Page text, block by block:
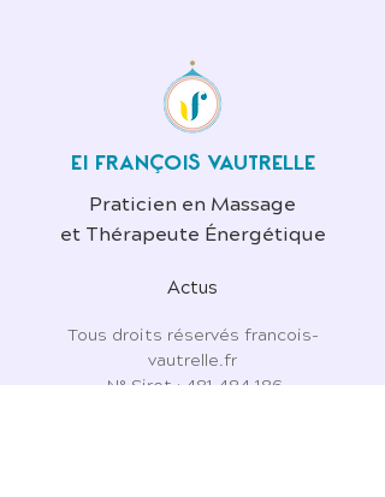
EI FRANÇOIS VAUTRELLE
Praticien en Massage
et Thérapeute Énergétique
Actus
Tous droits réservés francois-
vautrelle.fr
N° Siret : 481 484 186